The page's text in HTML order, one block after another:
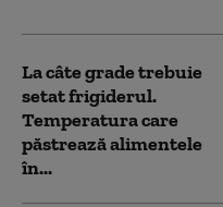
La câte grade trebuie
setat frigiderul.
Temperatura care
păstrează alimentele
în...